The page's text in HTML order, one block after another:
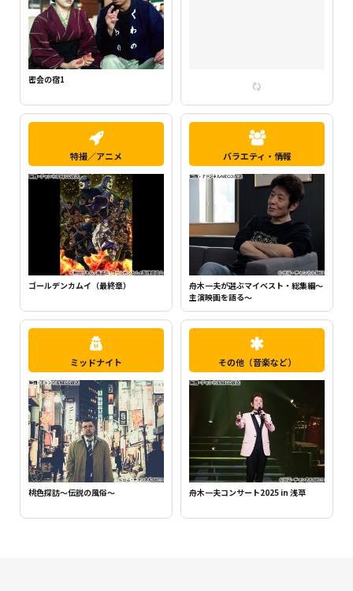
密会の宿2
特撮／アニメ
ちいかわ（シーズン1）（全120話）
バラエティ・情報
舟木一夫が選ぶマイベスト・総集編～
主演映画を語る～
ミッドナイト
桃色探訪～伝説の風俗～
その他（音楽など）
舟木一夫コンサート2025 in 浅草